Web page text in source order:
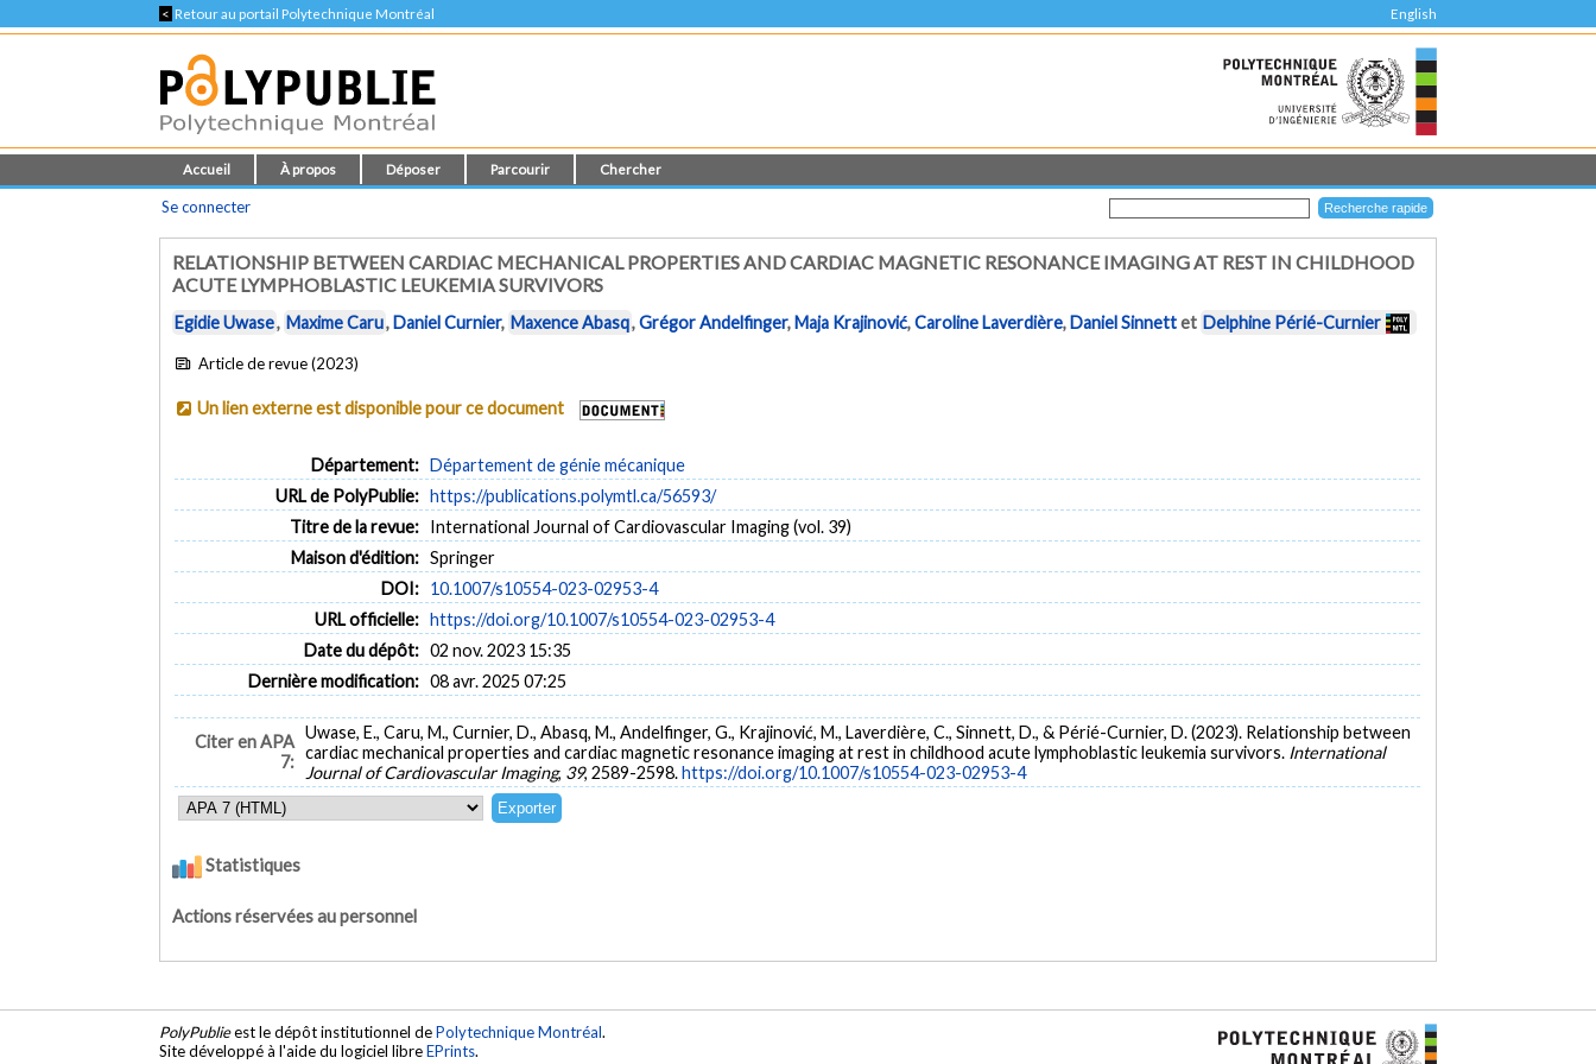
< Retour au portail Polytechnique Montréal English
Accueil À propos Déposer Parcourir Chercher
Se connecter
RELATIONSHIP BETWEEN CARDIAC MECHANICAL PROPERTIES AND CARDIAC MAGNETIC RESONANCE IMAGING AT REST IN CHILDHOOD
ACUTE LYMPHOBLASTIC LEUKEMIA SURVIVORS
Egidie Uwase, Maxime Caru,Daniel Curnier, Maxence Abasq,Grégor Andelfinger,Maja Krajinović,Caroline Laverdière,Daniel Sinnettet Delphine Périé-Curnier
Article de revue (2023)
Un lien externe est disponible pour ce document
Département: Département de génie mécanique
URL de PolyPublie: https://publications.polymtl.ca/56593/
Titre de la revue: International Journal of Cardiovascular Imaging (vol. 39)
Maison d'édition: Springer
DOI: 10.1007/s10554-023-02953-4
URL officielle: https://doi.org/10.1007/s10554-023-02953-4
Date du dépôt: 02 nov. 2023 15:35
Dernière modification: 08 avr. 2025 07:25
Citer en APA
7:
Uwase, E., Caru, M., Curnier, D., Abasq, M., Andelfinger, G., Krajinović, M., Laverdière, C., Sinnett, D., & Périé-Curnier, D. (2023). Relationship between
cardiac mechanical properties and cardiac magnetic resonance imaging at rest in childhood acute lymphoblastic leukemia survivors. International
Journal of Cardiovascular Imaging, 39, 2589-2598.https://doi.org/10.1007/s10554-023-02953-4
Statistiques
Actions réservées au personnel
PolyPublieest le dépôt institutionnel dePolytechnique Montréal.
Site développé à l'aide du logiciel libreEPrints.